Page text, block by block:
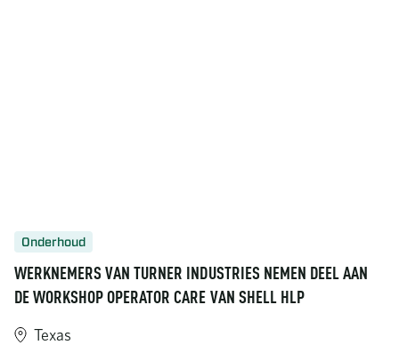
Onderhoud
WERKNEMERS VAN TURNER INDUSTRIES NEMEN DEEL AAN
DE WORKSHOP OPERATOR CARE VAN SHELL HLP
Texas